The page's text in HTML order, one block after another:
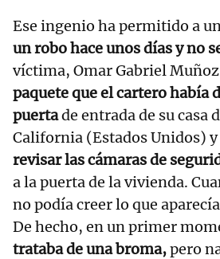
Ese ingenio ha permitido a
un robo hace unos días y no
víctima, Omar Gabriel
paquete que el cartero había
puertade entrada de su casa
California (Estados Unidos)
revisar las cámaras de
a la puerta de la vivienda.
no podía creer lo que
De hecho, en un primer
trataba de una broma,pero